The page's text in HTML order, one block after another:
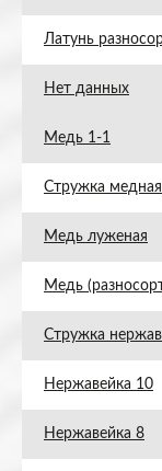
Латунь
Нет данных
Медь 1-1
Стружка медная
Медь луженая
Медь
Стружка
Нержавейка 10
Нержавейка 8